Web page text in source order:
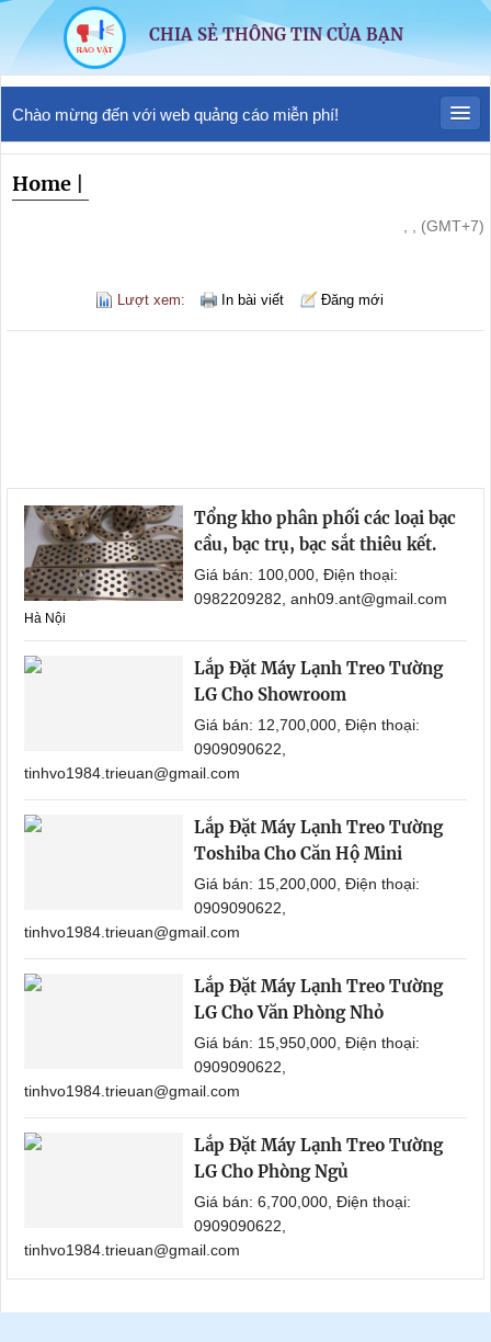
CHIA SẺ THÔNG TIN CỦA BẠN
Chào mừng đến với web quảng cáo miễn phí!
Home
, , (GMT+7)
Lượt xem: In bài viết Đăng mới
Tổng kho phân phối các loại bạc
cầu, bạc trụ, bạc sắt thiêu kết.
Giá bán: 100,000, Điện thoại:
0982209282, anh09.ant@gmail.com
Hà Nội
Lắp Đặt Máy Lạnh Treo Tường
LG Cho Showroom
Giá bán: 12,700,000, Điện thoại:
0909090622,
tinhvo1984.trieuan@gmail.com
Lắp Đặt Máy Lạnh Treo Tường
Toshiba Cho Căn Hộ Mini
Giá bán: 15,200,000, Điện thoại:
0909090622,
tinhvo1984.trieuan@gmail.com
Lắp Đặt Máy Lạnh Treo Tường
LG Cho Văn Phòng Nhỏ
Giá bán: 15,950,000, Điện thoại:
0909090622,
tinhvo1984.trieuan@gmail.com
Lắp Đặt Máy Lạnh Treo Tường
LG Cho Phòng Ngủ
Giá bán: 6,700,000, Điện thoại:
0909090622,
tinhvo1984.trieuan@gmail.com